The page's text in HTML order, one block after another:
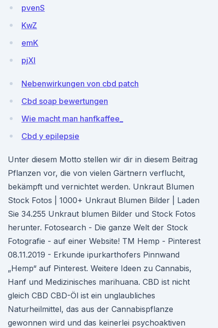
pvenS
KwZ
emK
pjXI
Nebenwirkungen von cbd patch
Cbd soap bewertungen
Wie macht man hanfkaffee_
Cbd y epilepsie
Unter diesem Motto stellen wir dir in diesem Beitrag
Pflanzen vor, die von vielen Gärtnern verflucht,
bekämpft und vernichtet werden. Unkraut Blumen
Stock Fotos | 1000+ Unkraut Blumen Bilder | Laden
Sie 34.255 Unkraut blumen Bilder und Stock Fotos
herunter. Fotosearch - Die ganze Welt der Stock
Fotografie - auf einer Website! TM Hemp - Pinterest
08.11.2019 - Erkunde ipurkarthofers Pinnwand
„Hemp“ auf Pinterest. Weitere Ideen zu Cannabis,
Hanf und Medizinisches marihuana. CBD ist nicht
gleich CBD CBD-Öl ist ein unglaubliches
Naturheilmittel, das aus der Cannabispflanze
gewonnen wird und das keinerlei psychoaktiven